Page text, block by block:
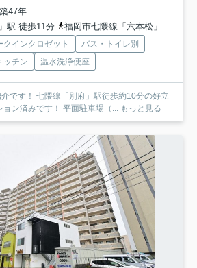
47年
駅 徒歩11分
福岡市七隈線「六本松」駅 徒歩13分
クインクロゼット
バス・トイレ別
ッチン 温水洗浄便座
歩約10分の好立
ン済みです！ 平面駐車場（... もっと見る